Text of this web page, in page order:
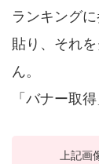
ランキング
貼り、それ
ん。
「バナー取
上記